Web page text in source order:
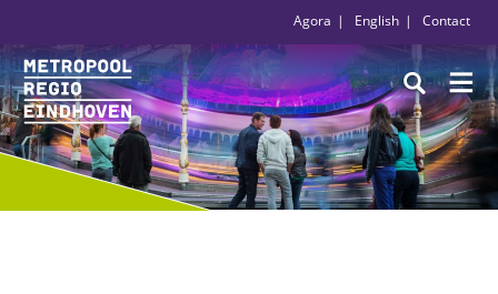
Agora English Contact